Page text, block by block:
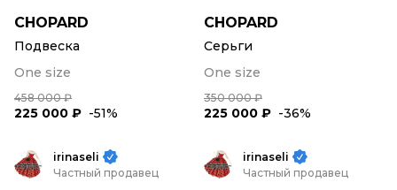
CHOPARD
Подвеска
One size
458 000 ₽
225 000 ₽ -51%
CHOPARD
Серьги
One size
350 000 ₽
225 000 ₽ -36%
irinaseli
Частный продавец
irinaseli
Частный продавец